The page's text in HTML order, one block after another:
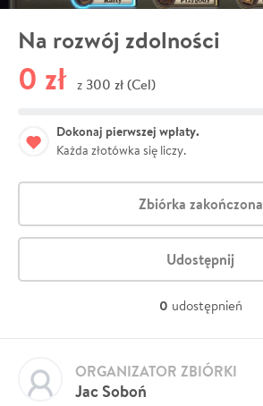
Na rozwój zdolności
0 zł z 300 zł (Cel)
Dokonaj pierwszej wpłaty.
Każda złotówka się liczy.
Zbiórka zakończona
Udostępnij
0 udostępnień
Jac Soboń
ORGANIZATOR ZBIÓRKI